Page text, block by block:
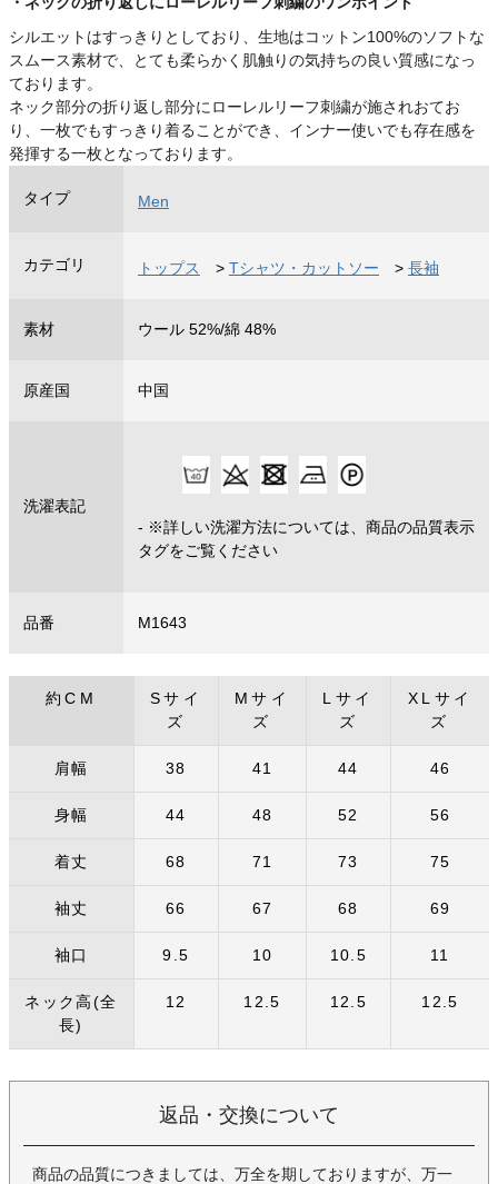
シルエットはすっきりとしており、生地はコットン100%のソフトな
スムース素材で、とても柔らかく肌触りの気持ちの良い質感になっ
ております。
ネック部分の折り返し部分にローレルリーフ刺繍が施されおてお
り、一枚でもすっきり着ることができ、インナー使いでも存在感を
発揮する一枚となっております。
タイプ Men
カテゴリ トップス > Tシャツ・カットソー > 長袖
素材 ウール 52%/綿 48%
原産国 中国
洗濯表記
- ※詳しい洗濯方法については、商品の品質表示
タグをご覧ください
品番 M1643
約CM
Sサイ
ズ
Mサイ
ズ
Lサイ
ズ
XLサイ
ズ
肩幅 38 41 44 46
身幅 44 48 52 56
着丈 68 71 73 75
袖丈 66 67 68 69
袖口 9.5 10 10.5 11
ネック高(全
長)
12 12.5 12.5 12.5
返品・交換について
商品の品質につきましては、万全を期しておりますが、万一